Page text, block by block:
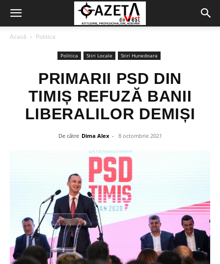
Acasă Politica
Politica Stiri Locale Stiri Hunedoara
PRIMARII PSD DIN
TIMIȘ REFUZĂ BANII
LIBERALILOR DEMIȘI
De către Dima Alex - 8 octombrie 2021